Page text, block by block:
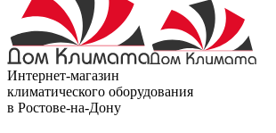
Интернет-магазин
климатического оборудования
в Ростове-на-Дону